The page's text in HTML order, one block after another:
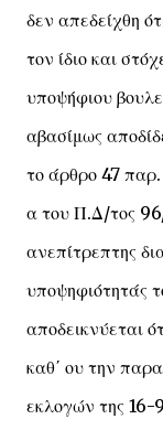
δεν απεδείχθη
τον ίδιο και
υποψήφιου
αβασίμως
το άρθρο 47
α του Π.Δ/τος
ανεπίτρεπτης
υποψηφιότητάς
αποδεικνύεται
καθ΄ ου την
εκλογών της